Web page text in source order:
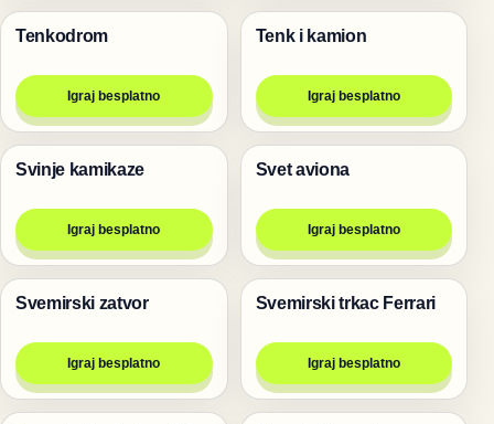
Pucanje
Tenkodrom
Igraj besplatno
Pucanje
Tenk i kamion
Igraj besplatno
Pucanje
Svinje kamikaze
Igraj besplatno
Igre za dvoje
Svet aviona
Igraj besplatno
Pucanje
Svemirski zatvor
Igraj besplatno
Trke
Svemirski trkac Ferrari
Igraj besplatno